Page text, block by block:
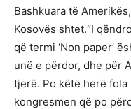
Bashkuara të
Kosovës shtet.“I
që termi ‘Non paper’
unë e përdor, dhe për
tjerë. Po këtë herë
kongresmen që po